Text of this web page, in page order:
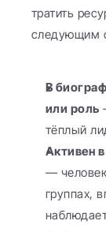
тратить
следующим
В
или роль
тёплый
Активен
—
группах,